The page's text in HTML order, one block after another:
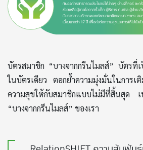
บัตรสมาชิก “บางจากกรีนไมลส์” บัตรที่
ในบัตรเดียว ตอกย้ำความมุ่งมั่นในการ
ความสุขให้กับสมาชิกแบบไม่มีที่สิ้นสุด เ
“บางจากกรีนไมลส์” ของเรา